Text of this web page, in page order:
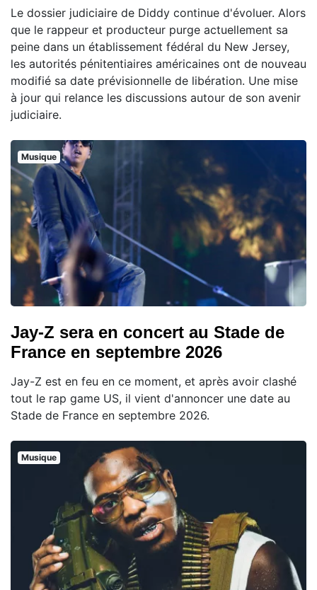
Le dossier judiciaire de Diddy continue d'évoluer. Alors
que le rappeur et producteur purge actuellement sa
peine dans un établissement fédéral du New Jersey,
les autorités pénitentiaires américaines ont de nouveau
modifié sa date prévisionnelle de libération. Une mise
à jour qui relance les discussions autour de son avenir
judiciaire.
Musique
Jay-Z sera en concert au Stade de
France en septembre 2026
Jay-Z est en feu en ce moment, et après avoir clashé
tout le rap game US, il vient d'annoncer une date au
Stade de France en septembre 2026.
Musique